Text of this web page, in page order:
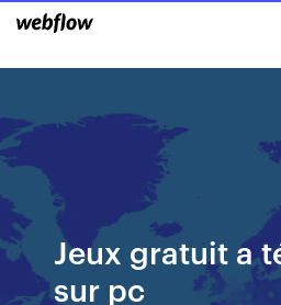
Jeux gratuit a
sur pc